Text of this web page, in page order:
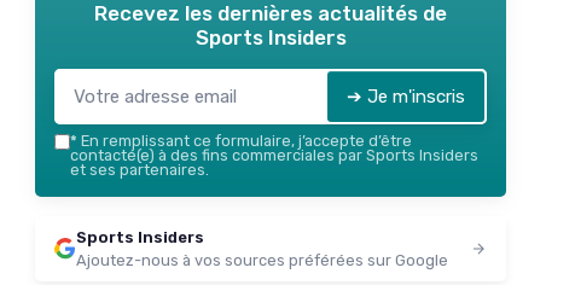
Recevez les dernières actualités de
Sports Insiders
➔ Je m'inscris
* En remplissant ce formulaire, j’accepte d’être
contacté(e) à des fins commerciales par Sports Insiders
et ses partenaires.
Sports Insiders
Ajoutez-nous à vos sources préférées sur Google